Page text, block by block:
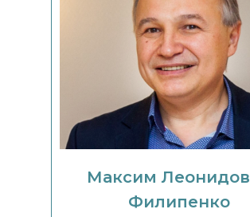
Максим
Филипенко